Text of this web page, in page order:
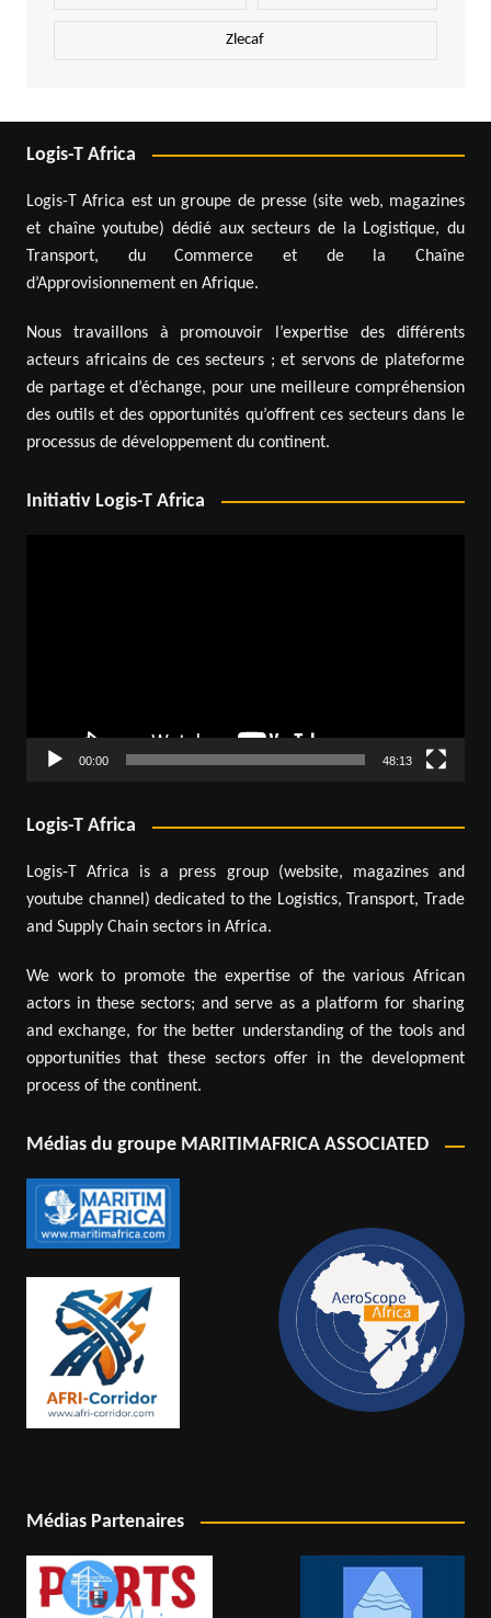
Zlecaf
Logis-T Africa
Logis-T Africa est un groupe de presse (site web, magazines
et chaîne youtube) dédié aux secteurs de la Logistique, du
Transport, du Commerce et de la Chaîne
d’Approvisionnement en Afrique.
Nous travaillons à promouvoir l’expertise des différents
acteurs africains de ces secteurs ; et servons de plateforme
de partage et d’échange, pour une meilleure compréhension
des outils et des opportunités qu’offrent ces secteurs dans le
processus de développement du continent.
Initiativ Logis-T Africa
00:00 48:13
Logis-T Africa
Logis-T Africa is a press group (website, magazines and
youtube channel) dedicated to the Logistics, Transport, Trade
and Supply Chain sectors in Africa.
We work to promote the expertise of the various African
actors in these sectors; and serve as a platform for sharing
and exchange, for the better understanding of the tools and
opportunities that these sectors offer in the development
process of the continent.
Médias du groupe MARITIMAFRICA ASSOCIATED
Médias Partenaires